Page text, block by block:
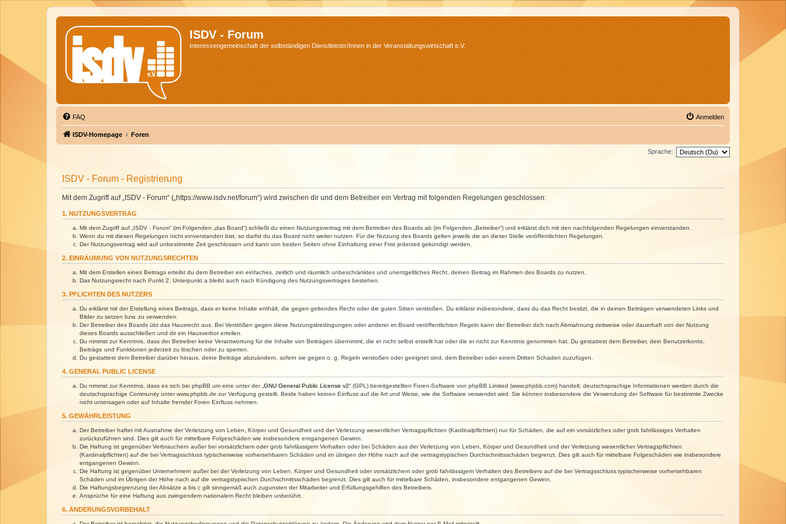
ISDV - Forum
Interessengemeinschaft der selbständigen Dienstleister/Innen in der Veranstaltungswirtschaft e.V.
FAQ Anmelden
ISDV-Homepage Foren
Sprache:
ISDV - Forum - Registrierung
Mit dem Zugriff auf „ISDV - Forum“ („https://www.isdv.net/forum“) wird zwischen dir und dem Betreiber ein Vertrag mit folgenden Regelungen geschlossen:
1. NUTZUNGSVERTRAG
Mit dem Zugriff auf „ISDV - Forum“ (im Folgenden „das Board“) schließt du einen Nutzungsvertrag mit dem Betreiber des Boards ab (im Folgenden „Betreiber“) und erklärst dich mit den nachfolgenden Regelungen einverstanden.
Wenn du mit diesen Regelungen nicht einverstanden bist, so darfst du das Board nicht weiter nutzen. Für die Nutzung des Boards gelten jeweils die an dieser Stelle veröffentlichten Regelungen.
Der Nutzungsvertrag wird auf unbestimmte Zeit geschlossen und kann von beiden Seiten ohne Einhaltung einer Frist jederzeit gekündigt werden.
2. EINRÄUMUNG VON NUTZUNGSRECHTEN
Mit dem Erstellen eines Beitrags erteilst du dem Betreiber ein einfaches, zeitlich und räumlich unbeschränktes und unentgeltliches Recht, deinen Beitrag im Rahmen des Boards zu nutzen.
Das Nutzungsrecht nach Punkt 2, Unterpunkt a bleibt auch nach Kündigung des Nutzungsvertrages bestehen.
3. PFLICHTEN DES NUTZERS
Du erklärst mit der Erstellung eines Beitrags, dass er keine Inhalte enthält, die gegen geltendes Recht oder die guten Sitten verstoßen. Du erklärst insbesondere, dass du das Recht besitzt, die in deinen Beiträgen verwendeten Links und
Bilder zu setzen bzw. zu verwenden.
Der Betreiber des Boards übt das Hausrecht aus. Bei Verstößen gegen diese Nutzungsbedingungen oder anderer im Board veröffentlichten Regeln kann der Betreiber dich nach Abmahnung zeitweise oder dauerhaft von der Nutzung
dieses Boards ausschließen und dir ein Hausverbot erteilen.
Du nimmst zur Kenntnis, dass der Betreiber keine Verantwortung für die Inhalte von Beiträgen übernimmt, die er nicht selbst erstellt hat oder die er nicht zur Kenntnis genommen hat. Du gestattest dem Betreiber, dein Benutzerkonto,
Beiträge und Funktionen jederzeit zu löschen oder zu sperren.
Du gestattest dem Betreiber darüber hinaus, deine Beiträge abzuändern, sofern sie gegen o. g. Regeln verstoßen oder geeignet sind, dem Betreiber oder einem Dritten Schaden zuzufügen.
4. GENERAL PUBLIC LICENSE
Du nimmst zur Kenntnis, dass es sich bei phpBB um eine unter der „ GNU General Public License v2“ (GPL) bereitgestellten Foren-Software von phpBB Limited (www.phpbb.com) handelt; deutschsprachige Informationen werden durch die
deutschsprachige Community unter www.phpbb.de zur Verfügung gestellt. Beide haben keinen Einfluss auf die Art und Weise, wie die Software verwendet wird. Sie können insbesondere die Verwendung der Software für bestimmte Zwecke
nicht untersagen oder auf Inhalte fremder Foren Einfluss nehmen.
5. GEWÄHRLEISTUNG
Der Betreiber haftet mit Ausnahme der Verletzung von Leben, Körper und Gesundheit und der Verletzung wesentlicher Vertragspflichten (Kardinalpflichten) nur für Schäden, die auf ein vorsätzliches oder grob fahrlässiges Verhalten
zurückzuführen sind. Dies gilt auch für mittelbare Folgeschäden wie insbesondere entgangenen Gewinn.
Die Haftung ist gegenüber Verbrauchern außer bei vorsätzlichem oder grob fahrlässigem Verhalten oder bei Schäden aus der Verletzung von Leben, Körper und Gesundheit und der Verletzung wesentlicher Vertragspflichten
(Kardinalpflichten) auf die bei Vertragsschluss typischerweise vorhersehbaren Schäden und im übrigen der Höhe nach auf die vertragstypischen Durchschnittsschäden begrenzt. Dies gilt auch für mittelbare Folgeschäden wie insbesondere
entgangenen Gewinn.
Die Haftung ist gegenüber Unternehmern außer bei der Verletzung von Leben, Körper und Gesundheit oder vorsätzlichem oder grob fahrlässigem Verhalten des Betreibers auf die bei Vertragsschluss typischerweise vorhersehbaren
Schäden und im Übrigen der Höhe nach auf die vertragstypischen Durchschnittsschäden begrenzt. Dies gilt auch für mittelbare Schäden, insbesondere entgangenen Gewinn.
Die Haftungsbegrenzung der Absätze a bis c gilt sinngemäß auch zugunsten der Mitarbeiter und Erfüllungsgehilfen des Betreibers.
Ansprüche für eine Haftung aus zwingendem nationalem Recht bleiben unberührt.
6. ÄNDERUNGSVORBEHALT